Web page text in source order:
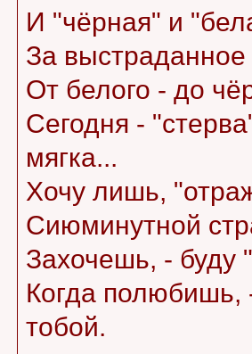
И "чёрная" и
За выстраданное
От белого - до
Сегодня -
мягка...
Хочу лишь,
Сиюминутной
Захочешь, - буду
Когда
тобой.